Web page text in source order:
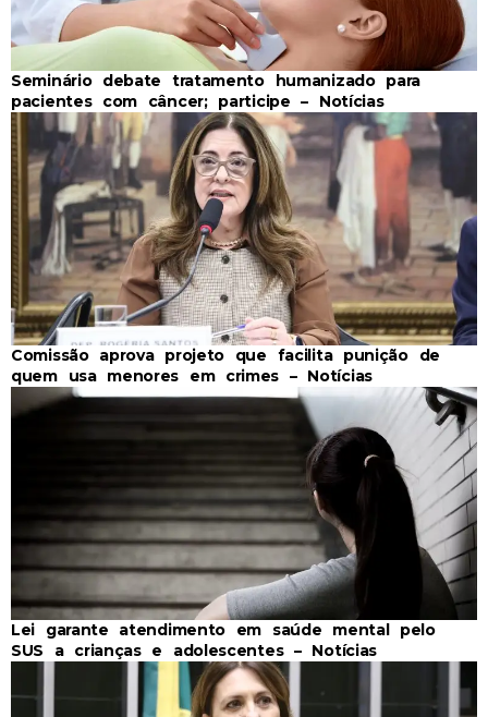
Seminário debate tratamento humanizado para
pacientes com câncer; participe – Notícias
Comissão aprova projeto que facilita punição de
quem usa menores em crimes – Notícias
Lei garante atendimento em saúde mental pelo
SUS a crianças e adolescentes – Notícias